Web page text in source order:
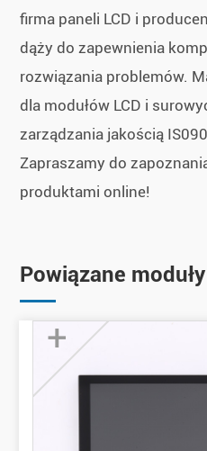
firma paneli LCD i
dąży do zapewnienia
rozwiązania problemów.
dla modułów LCD i
zarządzania jakością
Zapraszamy do
produktami online!
Powiązane
+